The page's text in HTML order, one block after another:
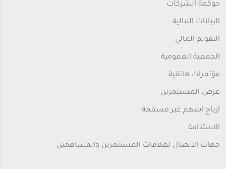
حوكمة الشركات
البيانات المالية
التقويم المالي
الجمعية العمومية
مؤتمرات هاتفية
عرض المستثمرين
أرباح أسهم غير مستلمة
الاستدامة
جهات الاتصال لعلاقات المستثمرين والمساهمين